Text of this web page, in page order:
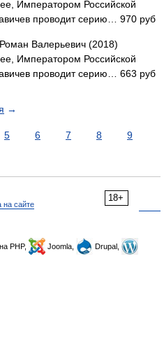
Императором Российской
проводит серию… 970 руб
Роман Валерьевич (2018)
Императором Российской
проводит серию… 663 руб
→
5 6 7 8
9
18+
на сайте
PHP, Joomla,
Drupal,